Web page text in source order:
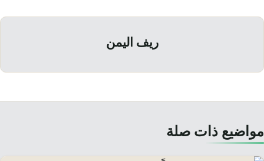
ريف اليمن
مواضيع ذات صلة